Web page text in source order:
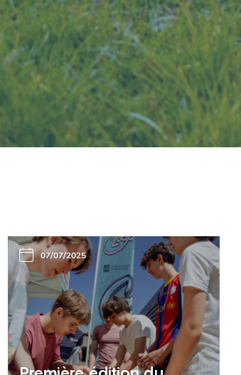
07/07/2025